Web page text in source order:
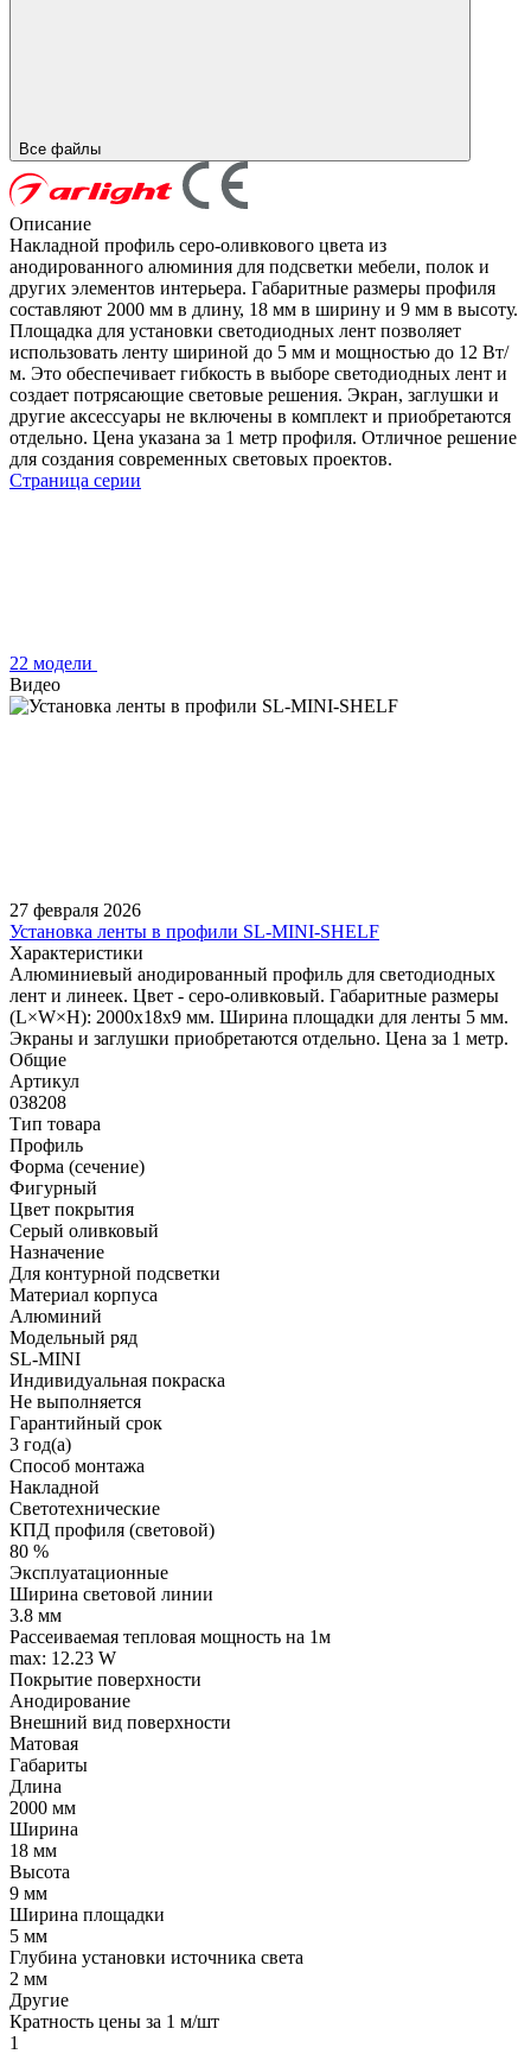
Все файлы
Описание
Накладной профиль серо-оливкового цвета из
анодированного алюминия для подсветки мебели, полок и
других элементов интерьера. Габаритные размеры профиля
составляют 2000 мм в длину, 18 мм в ширину и 9 мм в высоту.
Площадка для установки светодиодных лент позволяет
использовать ленту шириной до 5 мм и мощностью до 12 Вт/
м. Это обеспечивает гибкость в выборе светодиодных лент и
создает потрясающие световые решения. Экран, заглушки и
другие аксессуары не включены в комплект и приобретаются
отдельно. Цена указана за 1 метр профиля. Отличное решение
для создания современных световых проектов.
Страница серии
22 модели
Видео
27 февраля 2026
Установка ленты в профили SL-MINI-SHELF
Характеристики
Алюминиевый анодированный профиль для светодиодных
лент и линеек. Цвет - серо-оливковый. Габаритные размеры
(L×W×H): 2000x18x9 мм. Ширина площадки для ленты 5 мм.
Экраны и заглушки приобретаются отдельно. Цена за 1 метр.
Общие
Артикул
038208
Тип товара
Профиль
Форма (сечение)
Фигурный
Цвет покрытия
Серый оливковый
Назначение
Для контурной подсветки
Материал корпуса
Алюминий
Модельный ряд
SL-MINI
Индивидуальная покраска
Не выполняется
Гарантийный срок
3 год(а)
Способ монтажа
Накладной
Светотехнические
КПД профиля (cветовой)
80 %
Эксплуатационные
Ширина световой линии
3.8 мм
Рассеиваемая тепловая мощность на 1м
max: 12.23 W
Покрытие поверхности
Анодирование
Внешний вид поверхности
Матовая
Габариты
Длина
2000 мм
Ширина
18 мм
Высота
9 мм
Ширина площадки
5 мм
Глубина установки источника света
2 мм
Другие
Кратность цены за 1 м/шт
1